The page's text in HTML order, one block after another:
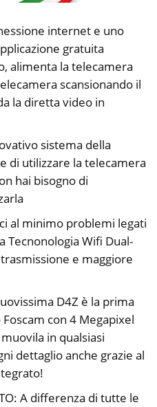
internet e uno
gratuita
alimenta la telecamera
scansionando il
la diretta video in
sistema della
di utilizzare la telecamera
hai bisogno di
al minimo problemi legati
Tecnonologia Wifi Dual-
e maggiore
D4Z è la prima
con 4 Megapixel
in qualsiasi
dettaglio anche grazie al
A differenza di tutte le